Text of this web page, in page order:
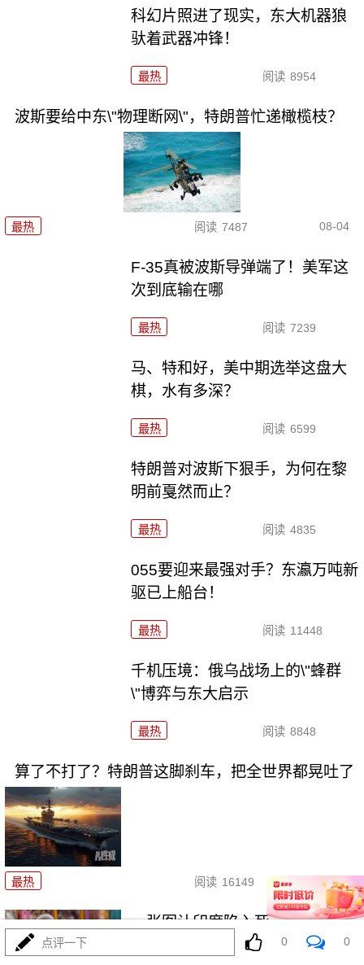
科幻片照进了现实，东大机器狼
驮着武器冲锋！
最热 阅读 8954
波斯要给中东\"物理断网\"，特朗普忙递橄榄枝？
最热 阅读 7487 08-04
F-35真被波斯导弹端了！美军这
次到底输在哪
最热 阅读 7239
马、特和好，美中期选举这盘大
棋，水有多深？
最热 阅读 6599
特朗普对波斯下狠手，为何在黎
明前戛然而止？
最热 阅读 4835
055要迎来最强对手？东瀛万吨新
驱已上船台！
最热 阅读 11448
千机压境：俄乌战场上的\"蜂群
\"博弈与东大启示
最热 阅读 8848
算了不打了？特朗普这脚刹车，把全世界都晃吐了
最热 阅读 16149 08-03
一张图让印度陷入死寂，五枚金
牌背后的终极真相
点评一下 0 0